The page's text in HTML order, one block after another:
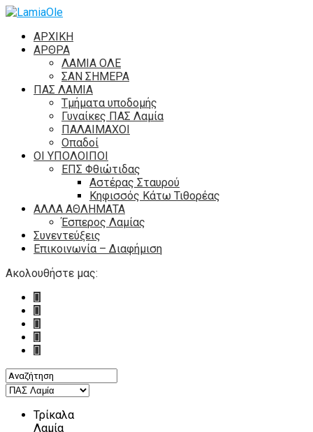
ΑΡΧΙΚΗ
ΑΡΘΡΑ
ΛΑΜΙΑ ΟΛΕ
ΣΑΝ ΣΗΜΕΡΑ
ΠΑΣ ΛΑΜΙΑ
Τμήματα υποδομής
Γυναίκες ΠΑΣ Λαμία
ΠΑΛΑΙΜΑΧΟΙ
Οπαδοί
ΟΙ ΥΠΟΛΟΙΠΟΙ
ΕΠΣ Φθιώτιδας
Αστέρας Σταυρού
Κηφισσός Κάτω Τιθορέας
ΑΛΛΑ ΑΘΛΗΜΑΤΑ
Έσπερος Λαμίας
Συνεντεύξεις
Επικοινωνία – Διαφήμιση
Ακολουθήστε μας:
Τρίκαλα
Λαμία